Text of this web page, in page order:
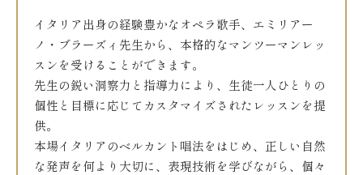
イタリア出身の経験豊かなオペラ歌手、エミリアー
ノ・ブラーズィ先生から、本格的なマンツーマンレッ
スンを受けることができます。
先生の鋭い洞察力と指導力により、生徒一人ひとりの
個性と目標に応じてカスタマイズされたレッスンを提
供。
本場イタリアのベルカント唱法をはじめ、正しい自然
な発声を何より大切に、表現技術を学びながら、個々